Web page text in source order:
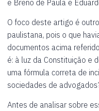
e Breno de Paula e
O foco deste artigo é
paulistana, pois o que
documentos acima
é: à luz da Constituição e
uma fórmula correta de
sociedades de
Antes de analisar sobre